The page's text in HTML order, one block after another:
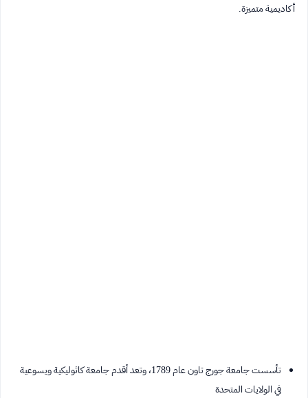
أكاديمية متميزة.
تأسست جامعة جورج تاون عام 1789، وتعد أقدم جامعة كاثوليكية ويسوعية
في الولايات المتحدة